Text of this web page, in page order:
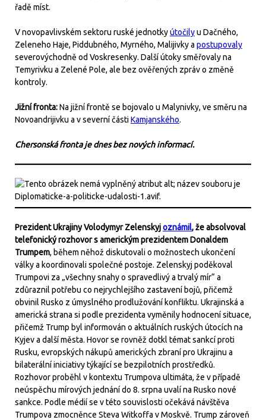
řadě míst.
V novopavlivském sektoru ruské jednotkyútočilyu Dačného,
Zeleneho Haje, Piddubného, Myrného, Malijivky a postupovaly
severovýchodně od Voskresenky. Další útoky směřovaly na
Temyrivku a Zelené Pole, ale bez ověřených zpráv o změně
kontroly.
Jižní fronta:Na jižní frontě se bojovalo u Malynivky, ve směru na
Novoandrijivku a v severní částiKamjanského.
Chersonská fronta je dnes bez nových informací.
Prezident Ukrajiny Volodymyr Zelenskyjoznámil, že absolvoval
telefonický rozhovor s americkým prezidentem Donaldem
Trumpem, během něhož diskutovali o možnostech ukončení
války a koordinovali společné postoje. Zelenskyj poděkoval
Trumpovi za „všechny snahy o spravedlivý a trvalý mír“ a
zdůraznil potřebu co nejrychlejšího zastavení bojů, přičemž
obvinil Rusko z úmyslného prodlužování konfliktu. Ukrajinská a
americká strana si podle prezidenta vyměnily hodnocení situace,
přičemž Trump byl informován o aktuálních ruských útocích na
Kyjev a další města. Hovor se rovněž dotkl témat sankcí proti
Rusku, evropských nákupů amerických zbraní pro Ukrajinu a
bilaterální iniciativy týkající se bezpilotních prostředků.
Rozhovor proběhl v kontextu Trumpova ultimáta, že v případě
neúspěchu mírových jednání do 8. srpna uvalí na Rusko nové
sankce. Podle médií se v této souvislosti očekává návštěva
Trumpova zmocněnce Steva Witkoffa v Moskvě. Trump zároveň